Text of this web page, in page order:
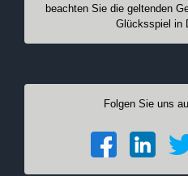
beachten Sie die geltenden
Glücksspiel in
Folgen Sie uns